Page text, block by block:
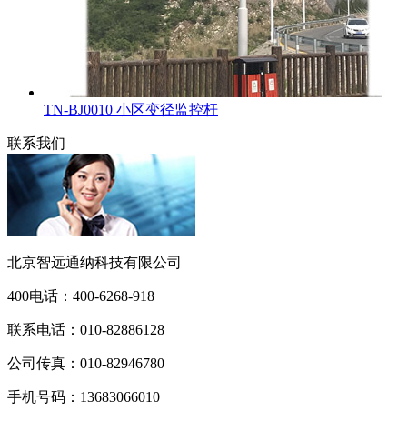
TN-BJ0010 小区变径监控杆
联系我们
北京智远通纳科技有限公司
400电话： 400-6268-918
联系电话： 010-82886128
公司传真： 010-82946780
手机号码： 13683066010